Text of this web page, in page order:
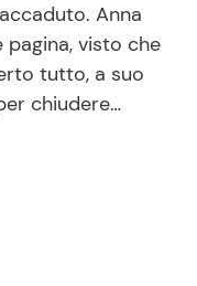
Anna
visto che
tutto, a suo
chiudere…